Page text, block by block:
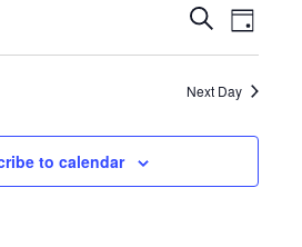
Events
SearchEvent
Views
Day
Next Day
to calendar